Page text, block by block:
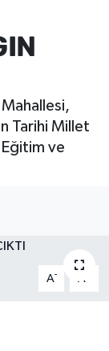
Tarihi Millet
ve
A- A